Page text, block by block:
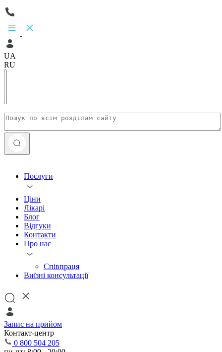
UA
RU
Послуги
Ціни
Лікарі
Блог
Відгуки
Контакти
Про нас
Співпраця
Виїзні консультації
Запис на прийом
Контакт-центр
0 800 504 205